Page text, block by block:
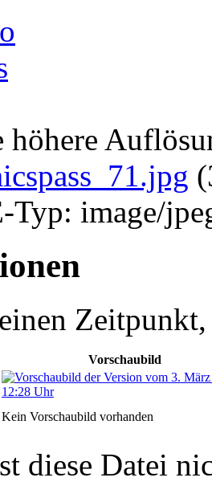
höhere
Typ: image/
Zeitpunkt,
Vorschaubild
Kein Vorschaubild vorhanden
diese Datei